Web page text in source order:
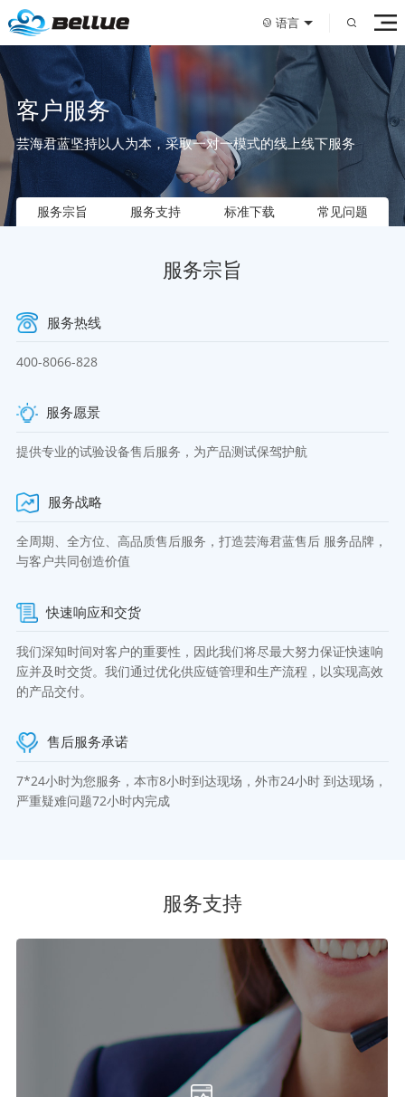
语言
客户服务
芸海君蓝坚持以人为本，采取一对一模式的线上线下服务
服务宗旨 服务支持 标准下载 常见问题
服务宗旨
服务热线
400-8066-828
服务愿景
提供专业的试验设备售后服务，为产品测试保驾护航
服务战略
全周期、全方位、高品质售后服务，打造芸海君蓝售后 服务品牌，
与客户共同创造价值
快速响应和交货
我们深知时间对客户的重要性，因此我们将尽最大努力保证快速响
应并及时交货。我们通过优化供应链管理和生产流程，以实现高效
的产品交付。
售后服务承诺
7*24小时为您服务，本市8小时到达现场，外市24小时 到达现场，
严重疑难问题72小时内完成
服务支持